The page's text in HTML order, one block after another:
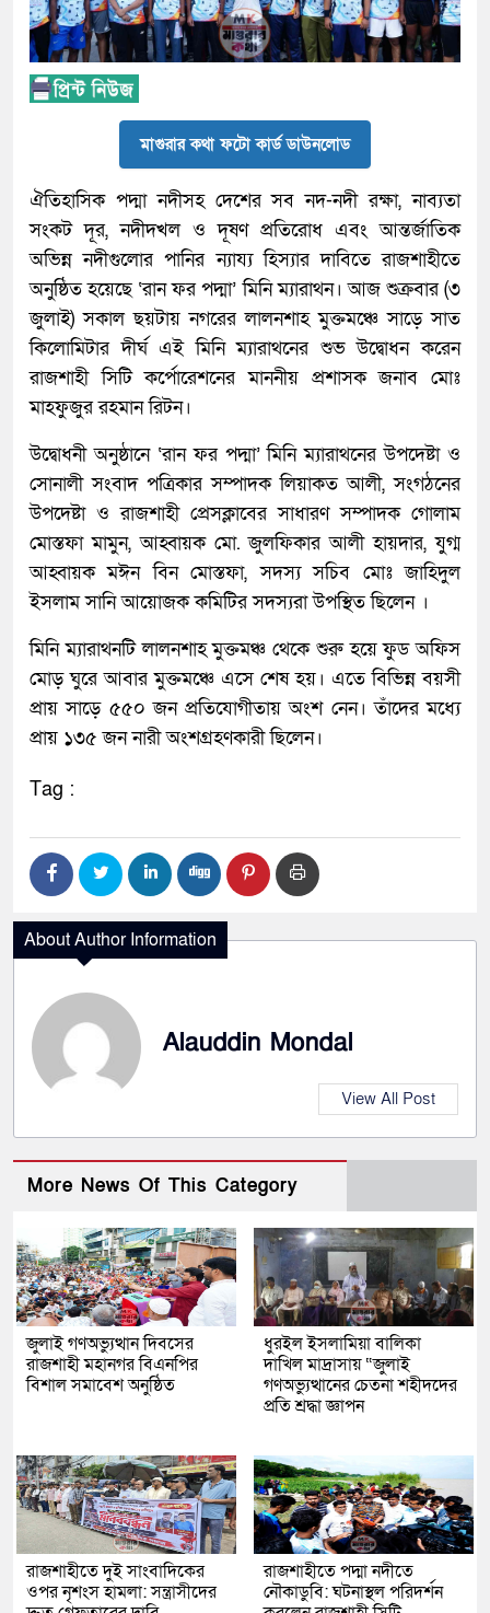
মাগুরার কথা ফটো কার্ড ডাউনলোড
ঐতিহাসিক পদ্মা নদীসহ দেশের সব নদ-নদী রক্ষা, নাব্যতা
সংকট দূর, নদীদখল ও দূষণ প্রতিরোধ এবং আন্তর্জাতিক
অভিন্ন নদীগুলোর পানির ন্যায্য হিস্যার দাবিতে রাজশাহীতে
অনুষ্ঠিত হয়েছে ‘রান ফর পদ্মা’ মিনি ম্যারাথন। আজ শুক্রবার (৩
জুলাই) সকাল ছয়টায় নগরের লালনশাহ মুক্তমঞ্চে সাড়ে সাত
কিলোমিটার দীর্ঘ এই মিনি ম্যারাথনের শুভ উদ্বোধন করেন
রাজশাহী সিটি কর্পোরেশনের মাননীয় প্রশাসক জনাব মোঃ
মাহফুজুর রহমান রিটন।
উদ্বোধনী অনুষ্ঠানে ‘রান ফর পদ্মা’ মিনি ম্যারাথনের উপদেষ্টা ও
সোনালী সংবাদ পত্রিকার সম্পাদক লিয়াকত আলী, সংগঠনের
উপদেষ্টা ও রাজশাহী প্রেসক্লাবের সাধারণ সম্পাদক গোলাম
মোস্তফা মামুন, আহ্বায়ক মো. জুলফিকার আলী হায়দার, যুগ্ম
আহ্বায়ক মঈন বিন মোস্তফা, সদস্য সচিব মোঃ জাহিদুল
ইসলাম সানি আয়োজক কমিটির সদস্যরা উপস্থিত ছিলেন ।
মিনি ম্যারাথনটি লালনশাহ মুক্তমঞ্চ থেকে শুরু হয়ে ফুড অফিস
মোড় ঘুরে আবার মুক্তমঞ্চে এসে শেষ হয়। এতে বিভিন্ন বয়সী
প্রায় সাড়ে ৫৫০ জন প্রতিযোগীতায় অংশ নেন। তাঁদের মধ্যে
প্রায় ১৩৫ জন নারী অংশগ্রহণকারী ছিলেন।
Tag :
About Author Information
Alauddin Mondal
View All Post
More News Of This Category
জুলাই গণঅভ্যুত্থান দিবসের
রাজশাহী মহানগর বিএনপির
বিশাল সমাবেশ অনুষ্ঠিত
ধুরইল ইসলামিয়া বালিকা
দাখিল মাদ্রাসায় “জুলাই
গণঅভ্যুত্থানের চেতনা শহীদদের
প্রতি শ্রদ্ধা জ্ঞাপন
রাজশাহীতে দুই সাংবাদিকের
ওপর নৃশংস হামলা: সন্ত্রাসীদের
রাজশাহীতে পদ্মা নদীতে
নৌকাডুবি: ঘটনাস্থল পরিদর্শন